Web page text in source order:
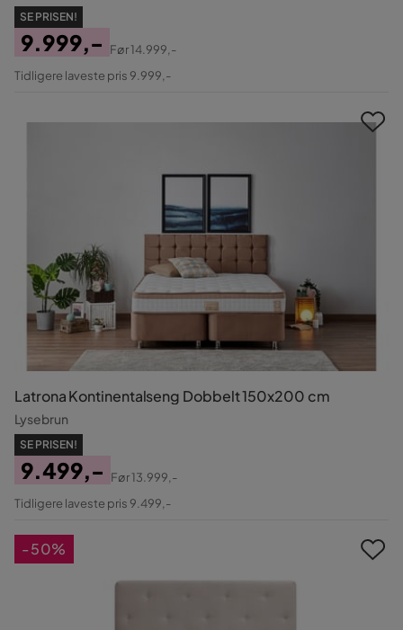
SE PRISEN!
Pris
9.999,-
Original
Før14.999,-
Tidligere laveste pris 9.999,-
Latrona Kontinentalseng Dobbelt 150x200 cm
Lysebrun
SE PRISEN!
Pris
9.499,-
Original
Før13.999,-
Tidligere laveste pris 9.499,-
-50%